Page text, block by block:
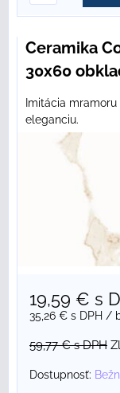
Ceramika
30x60
Imitácia
eleganciu.
19,59 € s
35,26 € s DPH /
59,77 €s DPH
Dostupnosť: